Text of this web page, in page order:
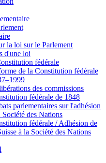
la loi sur le Parlement
d'une loi
fédérale
de la Constitution fédérale
des commissions
fédérale de 1848
parlementaires sur l'adhésion
Société des Nations
fédérale / Adhésion de
à la Société des Nations